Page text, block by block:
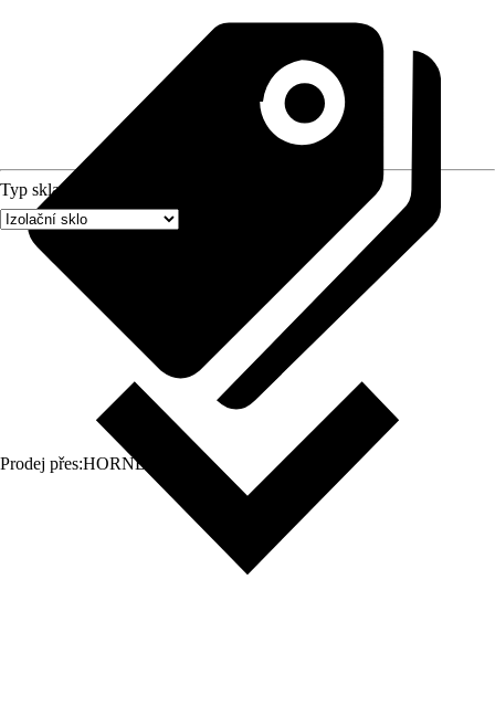
Prodej přes:HORNBACH
Typ skla